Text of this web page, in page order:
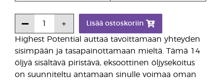
Highest Potential auttaa tavoittamaan yhteyden
sisimpään ja tasapainottamaan mieltä. Tämä 14
öljyä sisältävä piristävä, eksoottinen öljysekoitus
on suunniteltu antamaan sinulle voimaa oman
Lisää ostoskoriin